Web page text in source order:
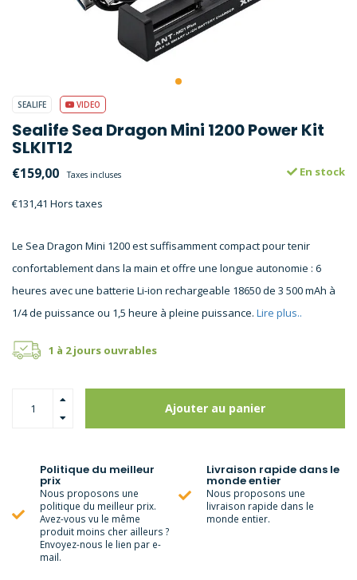
SEALIFE VIDEO
Sealife Sea Dragon Mini 1200 Power Kit
SLKIT12
€159,00 Taxes incluses
€131,41 Hors taxes
En stock
Le Sea Dragon Mini 1200 est suffisamment compact pour tenir
confortablement dans la main et offre une longue autonomie : 6
heures avec une batterie Li-ion rechargeable 18650 de 3 500 mAh à
1/4 de puissance ou 1,5 heure à pleine puissance. Lire plus..
1 à 2 jours ouvrables
Ajouter au panier
Politique du meilleur
prix
Nous proposons une
politique du meilleur prix.
Avez-vous vu le même
produit moins cher ailleurs ?
Envoyez-nous le lien par e-
mail.
Livraison rapide dans le
monde entier
Nous proposons une
livraison rapide dans le
monde entier.